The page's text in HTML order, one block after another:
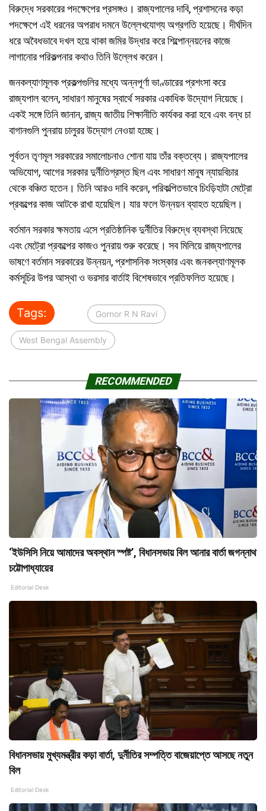
বিরুদ্ধে সরকারের পদক্ষেপের প্রসঙ্গও। রাজ্যপালের দাবি, প্রশাসনের কড়া
পদক্ষেপে এই ধরনের অপরাধ দমনে উল্লেখযোগ্য অগ্রগতি হয়েছে। দীর্ঘদিন
ধরে অবৈধভাবে দখল হয়ে থাকা জমির উদ্ধার করে শিল্পোন্নয়নের কাজে
লাগানোর পরিকল্পনার কথাও তিনি উল্লেখ করেন।
জনকল্যাণমূলক প্রকল্পগুলির মধ্যে অন্নপূর্ণা ভাণ্ডারের প্রশংসা করে
রাজ্যপাল বলেন, সাধারণ মানুষের স্বার্থে সরকার একাধিক উদ্যোগ নিয়েছে।
একই সঙ্গে তিনি জানান, রাজ্য জাতীয় শিক্ষানীতি কার্যকর করা হবে এবং বন্ধ চা
বাগানগুলি পুনরায় চালুরর উদ্যোগ নেওয়া হচ্ছে।
পূর্বতন তৃণমূল সরকারের সমালোচনাও শোনা যায় তাঁর বক্তব্যে। রাজ্যপালের
অভিযোগ, আগের সরকার দুর্নীতিগ্রস্ত ছিল এবং সাধারণ মানুষ ন্যায়বিচার
থেকে বঞ্চিত হতেন। তিনি আরও দাবি করেন, পরিকল্পিতভাবে চিংড়িহাটা মেট্রো
প্রকল্পের কাজ আটকে রাখা হয়েছিল। যার ফলে উন্নয়ন ব্যাহত হয়েছিল।
বর্তমান সরকার ক্ষমতায় এসে প্রতিষ্ঠানিক দুর্নীতির বিরুদ্ধে ব্যবস্থা নিয়েছে
এবং মেট্রো প্রকল্পের কাজও পুনরায় শুরু করেছে। সব মিলিয়ে রাজ্যপালের
ভাষণে বর্তমান সরকারের উন্নয়ন, প্রশাসনিক সংস্কার এবং জনকল্যাণমূলক
কর্মসূচির উপর আস্থা ও ভরসার বার্তাই বিশেষভাবে প্রতিফলিত হয়েছে।
Tags: Gornor R N Ravi
West Bengal Assembly
RECOMMENDED
‘ইউসিসি নিয়ে আমাদের অবস্থান স্পষ্ট’, বিধানসভায় বিল আনার বার্তা জগন্নাথ
চট্টোপাধ্যায়ের
Editorial Desk
বিধানসভায় মুখ্যমন্ত্রীর কড়া বার্তা, দুর্নীতির সম্পত্তি বাজেয়াপ্তে আসছে নতুন
বিল
Editorial Desk